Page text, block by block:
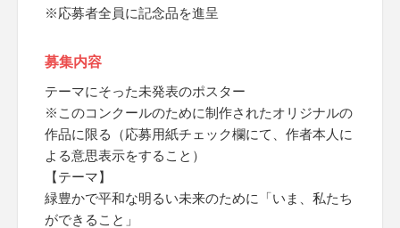
※応募者全員に記念品を進呈
募集内容
テーマにそった未発表のポスター
※このコンクールのために制作されたオリジナルの
作品に限る（応募用紙チェック欄にて、作者本人に
よる意思表示をすること）
【テーマ】
緑豊かで平和な明るい未来のために「いま、私たち
ができること」